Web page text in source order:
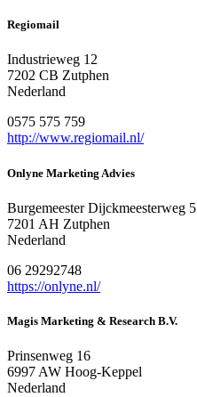
Regiomail
Industrieweg 12
7202 CB Zutphen
Nederland
0575 575 759
http://www.regiomail.nl/
Onlyne Marketing Advies
Burgemeester Dijckmeesterweg 5
7201 AH Zutphen
Nederland
06 29292748
https://onlyne.nl/
Magis Marketing & Research B.V.
Prinsenweg 16
6997 AW Hoog-Keppel
Nederland